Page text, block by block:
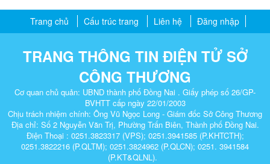
Trang chủ Cấu trúc trang Liên hệ Đăng nhập
TRANG THÔNG TIN ĐIỆN TỬ SỞ
CÔNG THƯƠNG
Cơ quan chủ quản: UBND thành phố Đồng Nai . Giấy phép số 26/GP-
BVHTT cấp ngày 22/01/2003
Chịu trách nhiệm chính: Ông Vũ Ngọc Long - Giám đốc Sở Công Thương
Địa chỉ: Số 2 Nguyễn Văn Trị, Phường Trấn Biên, Thành phố Đồng Nai.
Điện Thoại : 0251.3823317 (VPS); 0251.3941585 (P.KHTCTH);
0251.3822216 (P.QLTM); 0251.3824962 (P.QLCN); 0251. 3941584
(P.KT&QLNL).